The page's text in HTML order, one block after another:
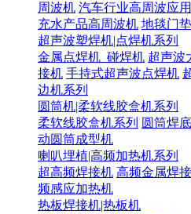
周波机 汽车行业高周波应用
充水产品高周波机 地毯门
超声波塑焊机|点焊机系列
金属点焊机_碰焊机 超声波
接机 手持式超声波点焊机
边机系列
圆筒机|柔软线胶盒机系列
柔软线胶盒机系列 圆筒焊
动圆筒成型机
喇叭埋植|高频加热机系列
超高频焊接机 高频金属焊
频感应加热机
热板焊接机|热板机